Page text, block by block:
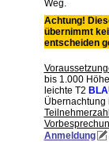
Weg.
Achtung!
übernimmt
entscheiden
bis 1.000
leichte T2
Übernachtung
Anmeldung